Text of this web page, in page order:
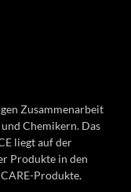
Zusammenarbeit
Chemikern. Das
liegt auf der
Produkte in den
Produkte.